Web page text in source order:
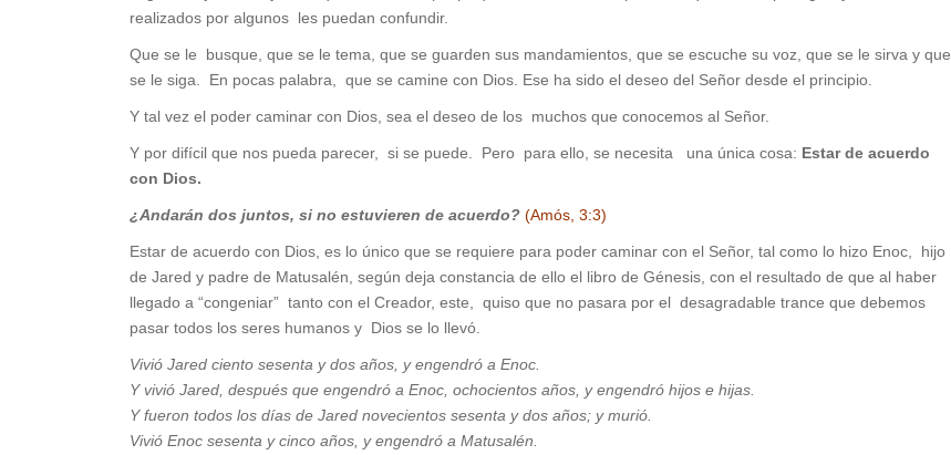
realizados por algunos les puedan confundir.
Que se le busque, que se le tema, que se guarden sus mandamientos, que se escuche su voz, que se le sirva y que
se le siga. En pocas palabra, que se camine con Dios. Ese ha sido el deseo del Señor desde el principio.
Y tal vez el poder caminar con Dios, sea el deseo de los muchos que conocemos al Señor.
Y por difícil que nos pueda parecer, si se puede. Pero para ello, se necesita una única cosa: Estar de acuerdo
con Dios.
¿Andarán dos juntos, si no estuvieren de acuerdo? (Amós, 3:3)
Estar de acuerdo con Dios, es lo único que se requiere para poder caminar con el Señor, tal como lo hizo Enoc, hijo
de Jared y padre de Matusalén, según deja constancia de ello el libro de Génesis, con el resultado de que al haber
llegado a “congeniar” tanto con el Creador, este, quiso que no pasara por el desagradable trance que debemos
pasar todos los seres humanos y Dios se lo llevó.
Vivió Jared ciento sesenta y dos años, y engendró a Enoc.
Y vivió Jared, después que engendró a Enoc, ochocientos años, y engendró hijos e hijas.
Y fueron todos los días de Jared novecientos sesenta y dos años; y murió.
Vivió Enoc sesenta y cinco años, y engendró a Matusalén.